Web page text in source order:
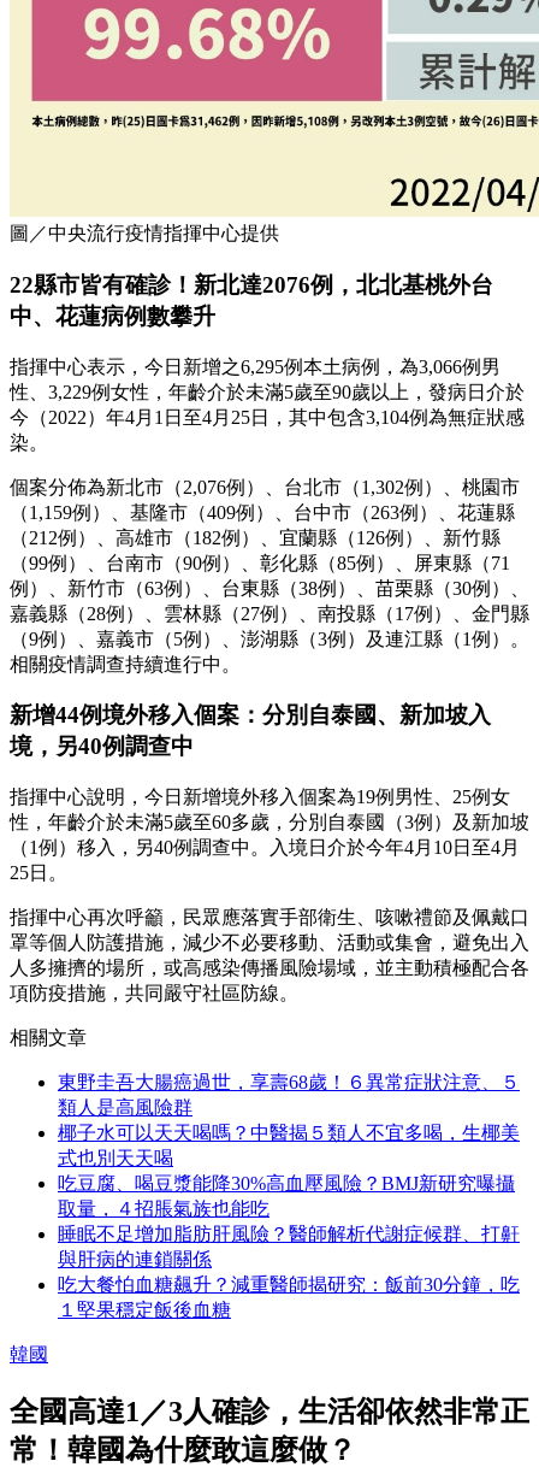
圖／中央流行疫情指揮中心提供
22縣市皆有確診！新北達2076例，北北基桃外台
中、花蓮病例數攀升
指揮中心表示，今日新增之6,295例本土病例，為3,066例男
性、3,229例女性，年齡介於未滿5歲至90歲以上，發病日介於
今（2022）年4月1日至4月25日，其中包含3,104例為無症狀感
染。
個案分佈為新北市（2,076例）、台北市（1,302例）、桃園市
（1,159例）、基隆市（409例）、台中市（263例）、花蓮縣
（212例）、高雄市（182例）、宜蘭縣（126例）、新竹縣
（99例）、台南市（90例）、彰化縣（85例）、屏東縣（71
例）、新竹市（63例）、台東縣（38例）、苗栗縣（30例）、
嘉義縣（28例）、雲林縣（27例）、南投縣（17例）、金門縣
（9例）、嘉義市（5例）、澎湖縣（3例）及連江縣（1例）。
相關疫情調查持續進行中。
新增44例境外移入個案：分別自泰國、新加坡入
境，另40例調查中
指揮中心說明，今日新增境外移入個案為19例男性、25例女
性，年齡介於未滿5歲至60多歲，分別自泰國（3例）及新加坡
（1例）移入，另40例調查中。入境日介於今年4月10日至4月
25日。
指揮中心再次呼籲，民眾應落實手部衛生、咳嗽禮節及佩戴口
罩等個人防護措施，減少不必要移動、活動或集會，避免出入
人多擁擠的場所，或高感染傳播風險場域，並主動積極配合各
項防疫措施，共同嚴守社區防線。
相關文章
東野圭吾大腸癌過世，享壽68歲！６異常症狀注意、５
類人是高風險群
椰子水可以天天喝嗎？中醫揭５類人不宜多喝，生椰美
式也別天天喝
吃豆腐、喝豆漿能降30%高血壓風險？BMJ新研究曝攝
取量，４招脹氣族也能吃
睡眠不足增加脂肪肝風險？醫師解析代謝症候群、打鼾
與肝病的連鎖關係
吃大餐怕血糖飆升？減重醫師揭研究：飯前30分鐘，吃
１堅果穩定飯後血糖
韓國
全國高達1／3人確診，生活卻依然非常正
常！韓國為什麼敢這麼做？